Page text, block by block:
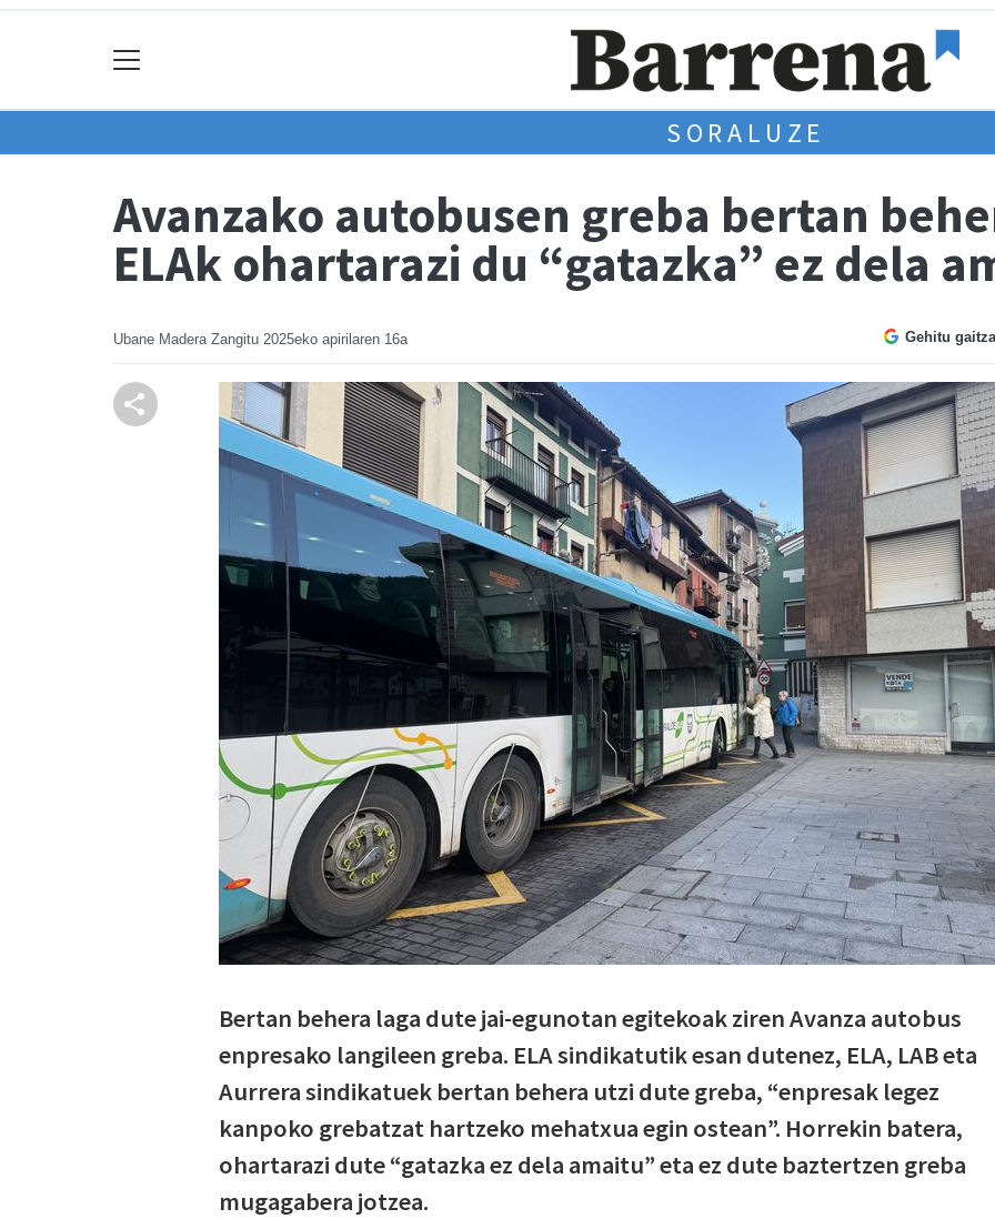
SORALUZE
Avanzako autobusen greba bertan
ELAk ohartarazi du “gatazka” ez dela
Ubane Madera Zangitu 2025eko apirilaren 16a Gehitu
Bertan behera laga dute jai-egunotan egitekoak ziren Avanza autobus
enpresako langileen greba. ELA sindikatutik esan dutenez, ELA, LAB eta
Aurrera sindikatuek bertan behera utzi dute greba, “enpresak legez
kanpoko grebatzat hartzeko mehatxua egin ostean”. Horrekin batera,
ohartarazi dute “gatazka ez dela amaitu” eta ez dute baztertzen greba
mugagabera jotzea.